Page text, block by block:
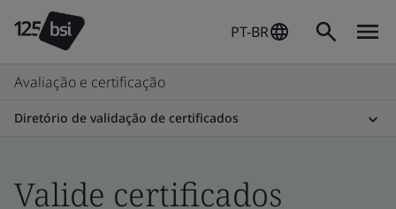
PT-BR
Avaliação e certificação
Diretório de validação de certificados
Valide certificados